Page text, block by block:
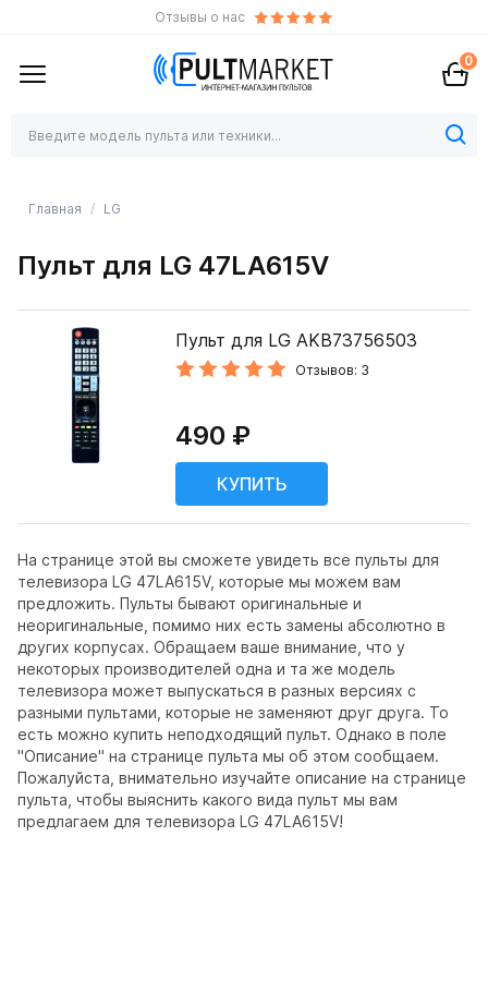
Отзывы о нас
0
Главная LG
Пульт для LG 47LA615V
На странице этой вы сможете увидеть все пульты для
телевизора LG 47LA615V, которые мы можем вам
предложить. Пульты бывают оригинальные и
неоригинальные, помимо них есть замены абсолютно в
других корпусах. Обращаем ваше внимание, что у
некоторых производителей одна и та же модель
телевизора может выпускаться в разных версиях с
разными пультами, которые не заменяют друг друга. То
есть можно купить неподходящий пульт. Однако в поле
"Описание" на странице пульта мы об этом сообщаем.
Пожалуйста, внимательно изучайте описание на странице
пульта, чтобы выяснить какого вида пульт мы вам
предлагаем для телевизора LG 47LA615V!
Пульт для LG AKB73756503
Отзывов: 3
490 ₽